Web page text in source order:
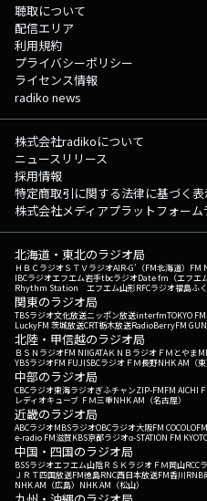
聴取について
配信エリア
利用規約
プライバシーポリシー
ライセンス情報
radiko news
株式会社radikoについて
ニュースリリース
採用情報
特定商取引に関する法律に基づく
株式会社メディアプラットフォーム
北海道・東北のラジオ局
ＨＢＣラジオＳＴＶラジオAIR-G'（FM北海道） FM
IBCラジオエフエム岩手tbcラジオDate fm（エフエ
Rhythm Station エフエム山形RFCラジオ福島ふ
関東のラジオ局
TBSラジオ文化放送ニッポン放送interfmTOKYO FM
LuckyFM 茨城放送CRT栃木放送RadioBerryFM
北陸・甲信越のラジオ局
ＢＳＮラジオFM NIIGATAＫＮＢラジオ ＦＭとやま
YBSラジオFM FUJISBCラジオ ＦＭ長野NHK AM（東
中部のラジオ局
CBCラジオ東海ラジオぎふチャンZIP-FMFM AICHI
レディオキューブ ＦＭ三重NHK AM（名古屋）
近畿のラジオ局
ABCラジオMBSラジオOBCラジオ大阪FM COCOLO
e-radio FM滋賀KBS京都ラジオα-STATION FM
中国・四国のラジオ局
BSSラジオエフエム山陰ＲＳＫラジオ ＦＭ岡山RCC
ＪＲＴ四国放送FM徳島RNC西日本放送FM香川RNB
NHK AM（広島） NHK AM（松山）